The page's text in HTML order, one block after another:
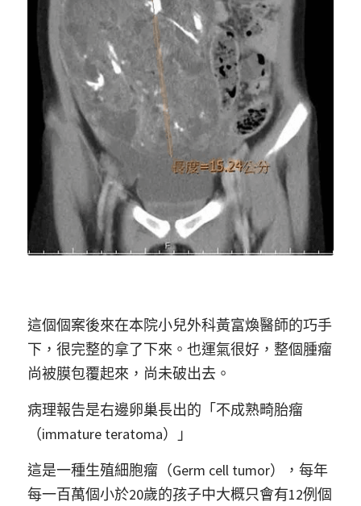
這個個案後來在本院小兒外科黃富煥醫師的巧手
下，很完整的拿了下來。也運氣很好，整個腫瘤
尚被膜包覆起來，尚未破出去。
病理報告是右邊卵巢長出的「不成熟畸胎瘤
（immature teratoma）」
這是一種生殖細胞瘤（Germ cell tumor），每年
每一百萬個小於20歲的孩子中大概只會有12例個